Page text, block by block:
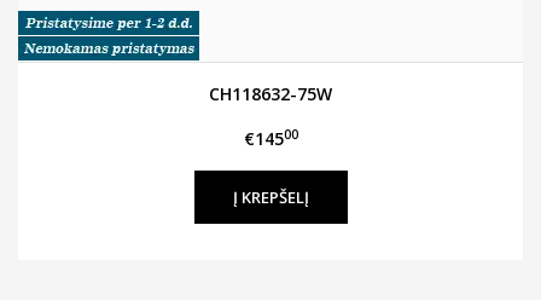
CH118632-75W
€14500